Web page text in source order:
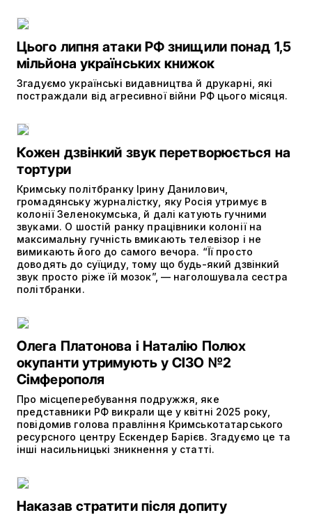
Цього липня атаки РФ знищили понад 1,5
мільйона українських книжок
Згадуємо українські видавництва й друкарні, які
постраждали від агресивної війни РФ цього місяця.
Кожен дзвінкий звук перетворюється на
тортури
Кримську політбранку Ірину Данилович,
громадянську журналістку, яку Росія утримує в
колонії Зеленокумська, й далі катують гучними
звуками. О шостій ранку працівники колонії на
максимальну гучність вмикають телевізор і не
вимикають його до самого вечора. “Її просто
доводять до суїциду, тому що будь-який дзвінкий
звук просто ріже їй мозок”, — наголошувала сестра
політбранки.
Олега Платонова і Наталію Полюх
окупанти утримують у СІЗО №2
Сімферополя
Про місцеперебування подружжя, яке
представники РФ викрали ще у квітні 2025 року,
повідомив голова правління Кримськотатарського
ресурсного центру Ескендер Барієв. Згадуємо це та
інші насильницькі зникнення у статті.
Наказав стратити після допиту